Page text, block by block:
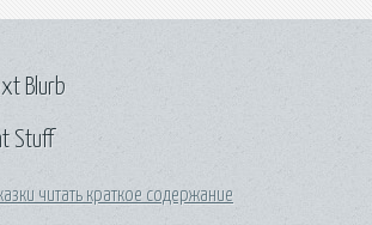
Stuff
читать краткое содержание
Blurb